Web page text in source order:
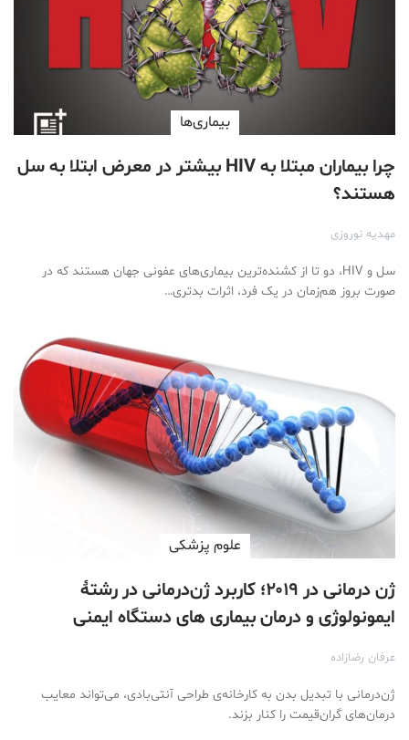
بیماری‌ها
چرا بیماران مبتلا به HIV بیشتر در معرض ابتلا به سل
هستند؟
مهدیه نوروزی
سل و HIV، دو تا از کشنده‌ترین بیماری­‌های عفونی جهان هستند که در
صورت بروز هم‌زمان در یک فرد، اثرات بدتری…
علوم پزشكی
ژن درمانی در ۲۰۱۹؛ کاربرد ژن‌درمانی در رشتۀ
ایمونولوژی و درمان بیماری های دستگاه ایمنی
عرفان رضازاده
ژن‌درمانی با تبدیل بدن به کارخانه‌ی طراحی آنتی‌بادی، می‌تواند معایب
درمان‌های گران‌قیمت را کنار بزند.